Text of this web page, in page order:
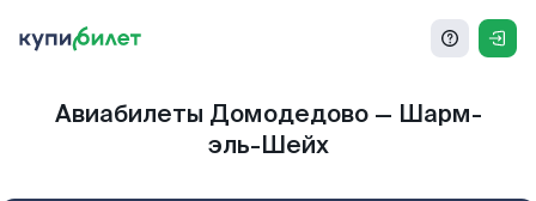
Авиабилеты Домодедово — Шарм-
эль-Шейх